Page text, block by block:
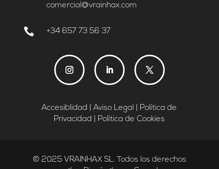
comercial@vrainhax.com
 +34 657 73 56 37
Instagram LinkedIn Twitter
Accesiblidad |Aviso Legal
Política de
Privacidad
Política de Cookies
© 2025 VRAINHAX SL. Todos los derechos